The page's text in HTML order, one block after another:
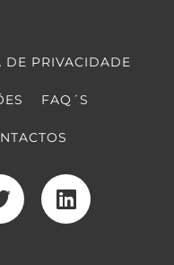
DE PRIVACIDADE
FAQ´S